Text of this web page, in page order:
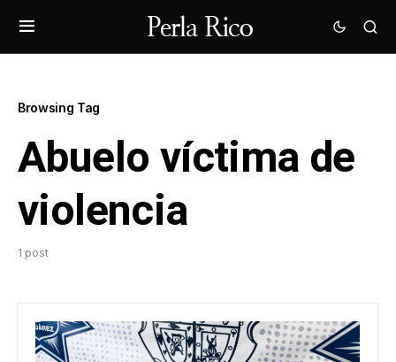
Browsing Tag
Abuelo víctima de
violencia
1 post